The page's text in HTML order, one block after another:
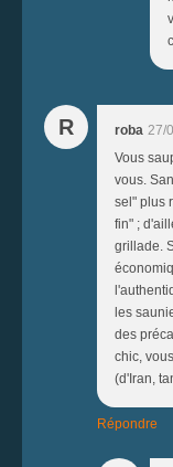
R roba 27/
Vous
vous.
sel" plus
fin" ;
grillade.
les
des
chic,
(d'Iran,
Répondre